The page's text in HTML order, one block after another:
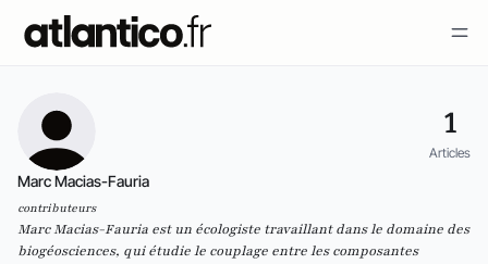
1
Articles
Marc Macias-Fauria
contributeurs
Marc Macias-Fauria est un écologiste travaillant dans le domaine des
biogéosciences, qui étudie le couplage entre les composantes